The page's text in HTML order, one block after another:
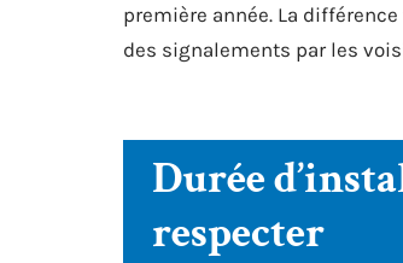
première année. La
des signalements par les
Durée
respecter